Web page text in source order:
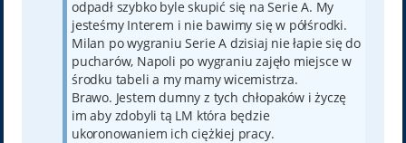
odpadł szybko byle skupić się na Serie A. My
jesteśmy Interem i nie bawimy się w półśrodki.
Milan po wygraniu Serie A dzisiaj nie łapie się do
pucharów, Napoli po wygraniu zajęło miejsce w
środku tabeli a my mamy wicemistrza.
Brawo. Jestem dumny z tych chłopaków i życzę
im aby zdobyli tą LM która będzie
ukoronowaniem ich ciężkiej pracy.